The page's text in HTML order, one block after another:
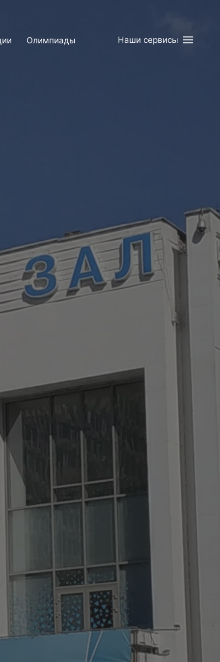
Олимпиады Наши сервисы